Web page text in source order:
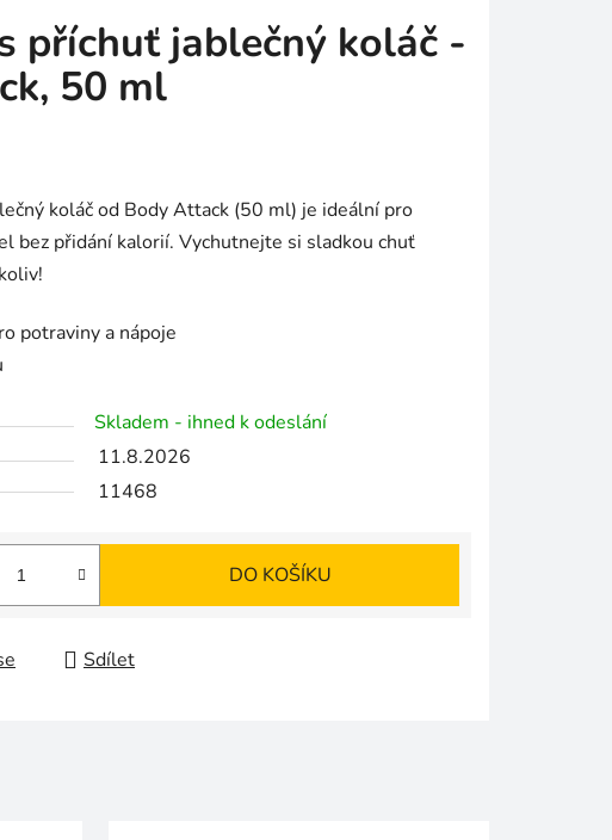
příchuť jablečný koláč -
50 ml
koláč od Body Attack (50 ml) je ideální pro
bez přidání kalorií. Vychutnejte si sladkou chuť
potraviny a nápoje
Skladem - ihned k odeslání
11.8.2026
11468
DO KOŠÍKU
Sdílet